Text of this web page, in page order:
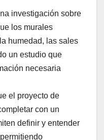
investigación sobre
los murales
humedad, las sales
un estudio que
necesaria
el proyecto de
con un
definir y entender